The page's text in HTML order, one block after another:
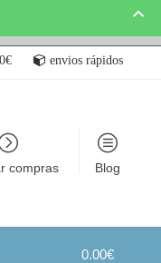
envios rápidos
compras Blog
0.00€